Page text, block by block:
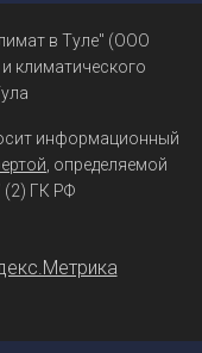
в Туле" (ООО
климатического
информационный
, определяемой
(2) ГК РФ